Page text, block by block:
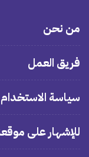
من نحن
فريق العمل
سياسة
للإشهار على